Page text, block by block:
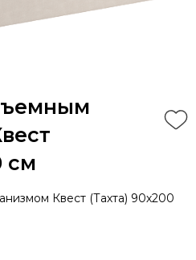
см
Квест (Тахта) 90х200